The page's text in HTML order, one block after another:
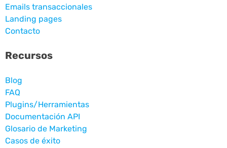
Emails transaccionales
Landing pages
Contacto
Recursos
Blog
FAQ
Plugins/Herramientas
Documentación API
Glosario de Marketing
Casos de éxito